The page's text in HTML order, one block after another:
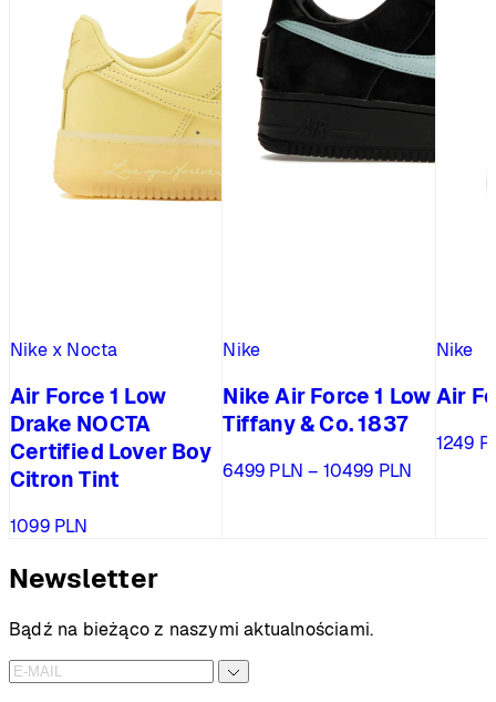
Nike x Nocta
Air Force 1 Low
Drake NOCTA
Certified Lover Boy
Citron Tint
1099 PLN
Nike
Nike Air Force 1 Low
Tiffany & Co. 1837
6499 PLN – 10499 PLN
Nike
Air
1249
Newsletter
Bądź na bieżąco z naszymi aktualnościami.